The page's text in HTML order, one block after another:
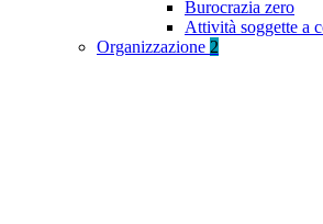
Burocrazia zero
Attività soggette a
Organizzazione 2